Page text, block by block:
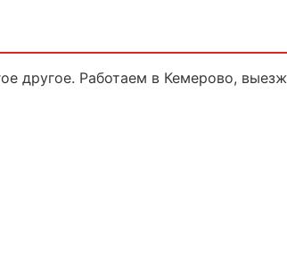
другое. Работаем в Кемерово,